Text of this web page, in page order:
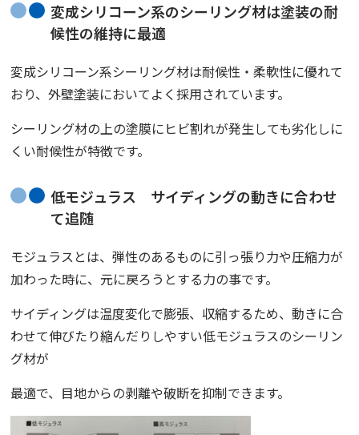
変成シリコーン系のシーリング材は塗装の耐
候性の維持に最適
変成シリコーン系シーリング材は耐候性・柔軟性に優れて
おり、外壁塗装においてよく採用されています。
シーリング材の上の塗膜にヒビ割れが発生しても劣化しに
くい耐候性が特徴です。
低モジュラス サイディングの動きに合わせ
て追随
モジュラスとは、弾性のあるものに引っ張り力や圧縮力が
加わった時に、元に戻ろうとする力の事です。
サイディングは温度変化で膨張、収縮するため、動きに合
わせて伸びたり縮んだりしやすい低モジュラスのシーリン
グ材が
最適で、目地からの剥離や破断を抑制できます。